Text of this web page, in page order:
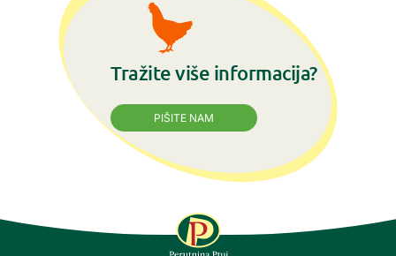
Tražite više informacija?
PIŠITE NAM